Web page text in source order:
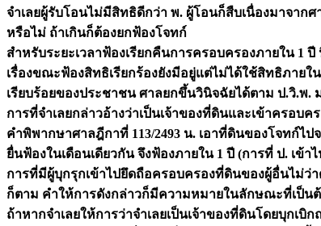
จำเลยผู้รับโอนไม่มีสิทธิดีกว่า พ. ผู้โอนก็สืบเนื่องมาจาก
หรือไม่ ถ้าเกินก็ต้องยกฟ้องโจทก์
สำหรับระยะเวลาฟ้องเรียกคืนการครอบครองภายใน 1
เรื่องขณะฟ้องสิทธิเรียกร้องยังมีอยู่แต่ไม่ได้ใช้สิทธิภาย
เรียบร้อยของประชาชน ศาลยกขึ้นวินิจฉัยได้ตาม ป.วิ.พ.
การที่จำเลยกล่าวอ้างว่าเป็นเจ้าของที่ดินและเข้าครอบ
คำพิพากษาศาลฎีกาที่ 113/2493 น. เอาที่ดินของโจทก์ไ
ยื่นฟ้องในเดือนเดียวกัน จึงฟ้องภายใน 1 ปี (การที่ ป. เข้
การที่มีผู้บุกรุกเข้าไปยึดถือครอบครองที่ดินของผู้อื่นไม่ว่
ก็ตาม คำให้การดังกล่าวก็มีความหมายในลักษณะที่เป็น
ถ้าหากจำเลยให้การว่าจำเลยเป็นเจ้าของที่ดินโดยบุกเ